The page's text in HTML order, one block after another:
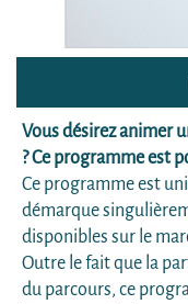
Vous désirez animer
? Ce programme est
Ce programme est
démarque
disponibles sur le
Outre le fait que la
du parcours, ce